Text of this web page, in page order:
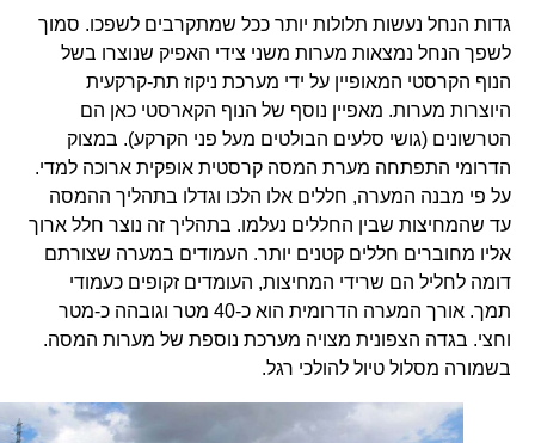
גדות הנחל נעשות תלולות יותר ככל שמתקרבים לשפכו. סמוך
לשפך הנחל נמצאות מערות משני צידי האפיק שנוצרו בשל
הנוף הקרסטי המאופיין על ידי מערכת ניקוז תת-קרקעית
היוצרות מערות. מאפיין נוסף של הנוף הקארסטי כאן הם
הטרשונים (גושי סלעים הבולטים מעל פני הקרקע). במצוק
הדרומי התפתחה מערת המסה קרסטית אופקית ארוכה למדי.
על פי מבנה המערה, חללים אלו הלכו וגדלו בתהליך ההמסה
עד שהמחיצות שבין החללים נעלמו. בתהליך זה נוצר חלל ארוך
אליו מחוברים חללים קטנים יותר. העמודים במערה שצורתם
דומה לחליל הם שרידי המחיצות, העומדים זקופים כעמודי
תמך. אורך המערה הדרומית הוא כ-40 מטר וגובהה כ-מטר
וחצי. בגדה הצפונית מצויה מערכת נוספת של מערות המסה.
בשמורה מסלול טיול להולכי רגל.